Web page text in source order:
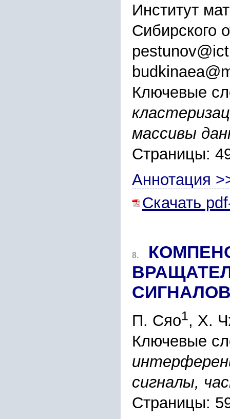
Институт
Сибирского
Ключевые
массивы
Страницы:
Аннотация
Скачать
8.
П. Сяо1, Х.
Ключевые
сигналы,
Страницы: